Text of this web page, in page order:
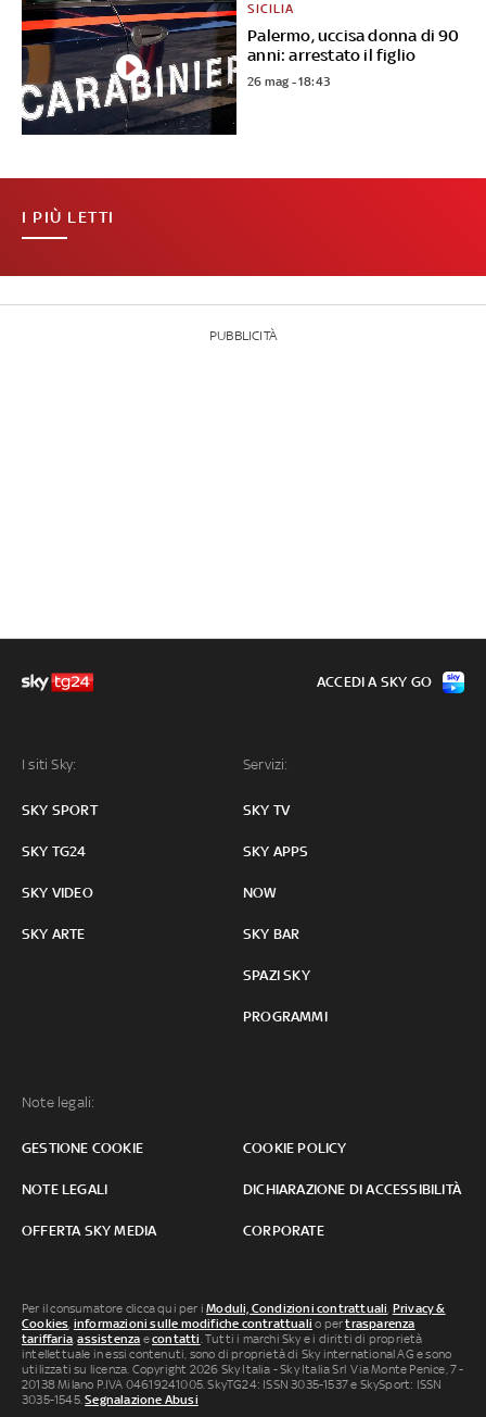
Palermo, uccisa donna di 90
anni: arrestato il figlio
SICILIA
26 mag - 18:43
I PIÙ LETTI
PUBBLICITÀ
I siti Sky:
SKY SPORT
SKY TG24
SKY VIDEO
SKY ARTE
Servizi:
SKY TV
SKY APPS
NOW
SKY BAR
SPAZI SKY
PROGRAMMI
Note legali:
GESTIONE COOKIE COOKIE POLICY
NOTE LEGALI DICHIARAZIONE DI ACCESSIBILITÀ
OFFERTA SKY MEDIA CORPORATE
ACCEDI A SKY GO
Per il consumatore clicca qui per iModuli, Condizioni contrattuali, Privacy &
Cookies, informazioni sulle modifiche contrattuali o pertrasparenza
tariffaria,assistenza econtatti. Tutti i marchi Sky e i diritti di proprietà
intellettuale in essi contenuti, sono di proprietà di Sky international AG e sono
utilizzati su licenza. Copyright 2026 Sky Italia - Sky Italia Srl Via Monte Penice, 7 -
20138 Milano P.IVA 04619241005. SkyTG24: ISSN 3035-1537 e SkySport: ISSN
3035-1545.Segnalazione Abusi